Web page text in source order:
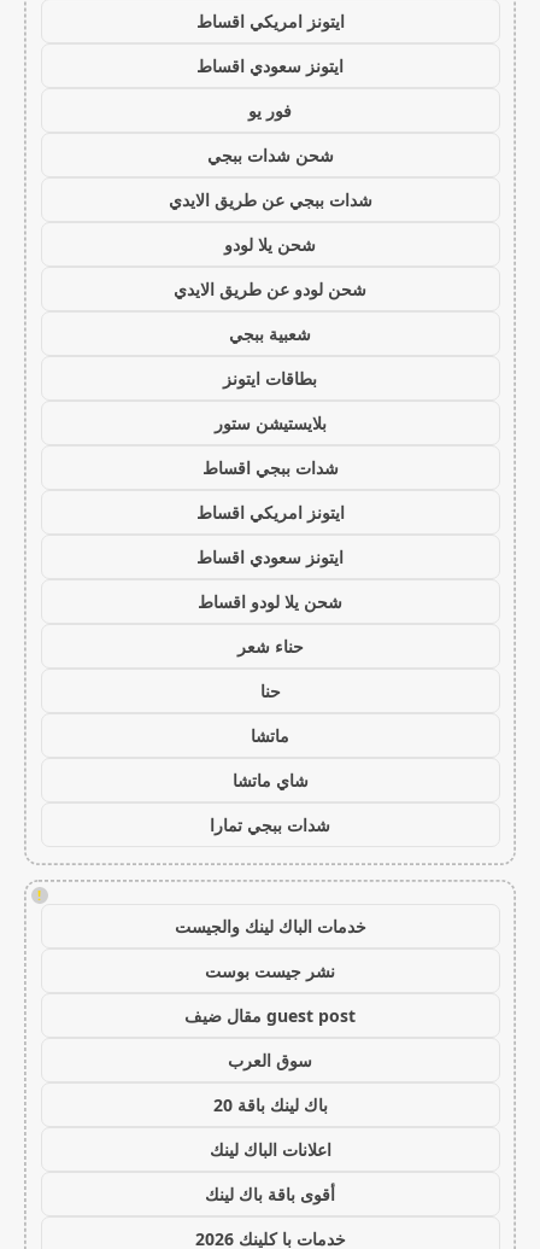
ايتونز امريكي اقساط
ايتونز سعودي اقساط
فور يو
شحن شدات ببجي
شدات ببجي عن طريق الايدي
شحن يلا لودو
شحن لودو عن طريق الايدي
شعبية ببجي
بطاقات ايتونز
بلايستيشن ستور
شدات ببجي اقساط
ايتونز امريكي اقساط
ايتونز سعودي اقساط
شحن يلا لودو اقساط
حناء شعر
حنا
ماتشا
شاي ماتشا
شدات ببجي تمارا
!
خدمات الباك لينك والجيست
نشر جيست بوست
guest post مقال ضيف
سوق العرب
باك لينك باقة 20
اعلانات الباك لينك
أقوى باقة باك لينك
خدمات با كلينك 2026